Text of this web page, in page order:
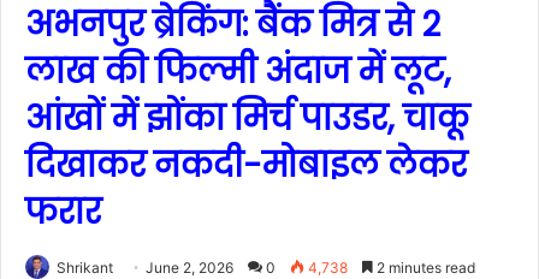
अभनपुर ब्रेकिंग: बैंक मित्र से 2
लाख की फिल्मी अंदाज में लूट,
आंखों में झोंका मिर्च पाउडर, चाकू
दिखाकर नकदी-मोबाइल लेकर
फरार
Shrikant June 2, 2026 0 4,738 2 minutes read